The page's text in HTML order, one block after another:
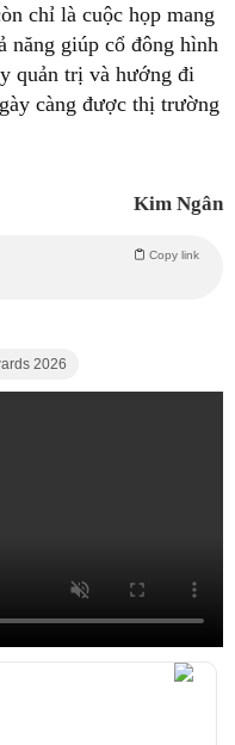
chỉ là cuộc họp mang
năng giúp cổ đông hình
quản trị và hướng đi
càng được thị trường
Kim Ngân
Copy link
2026